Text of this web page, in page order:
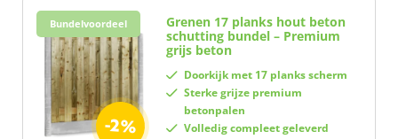
Bundelvoordeel
-2%
Grenen 17 planks hout beton
schutting bundel – Premium
grijs beton
Doorkijk met 17 planks scherm
Sterke grijze premium
betonpalen
Volledig compleet geleverd